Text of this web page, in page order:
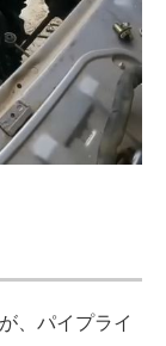
、パイプライ